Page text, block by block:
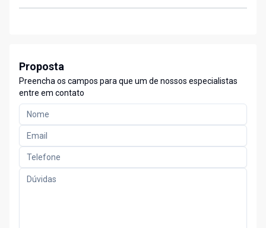
Proposta
Preencha os campos para que um de nossos especialistas
entre em contato